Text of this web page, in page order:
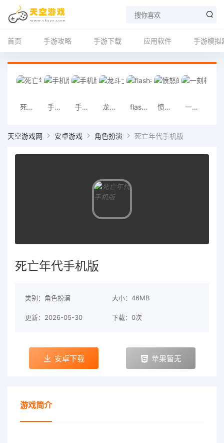
首页 手游攻略 手游下载 应用软件 手游模拟
死亡年代手机版 手机版云窗下载 手机版粉粉日记 龙斗士手机版 flash手机版 愤怒的小鸟 6 周年正版 一刻相册 app
天空游戏网 安卓游戏 角色扮演 死亡年代手机版
死亡年代手机版
类别：角色扮演 大小：46MB
更新：2026-05-30 下载：0次
安卓下载 苹果暂无
游戏简介